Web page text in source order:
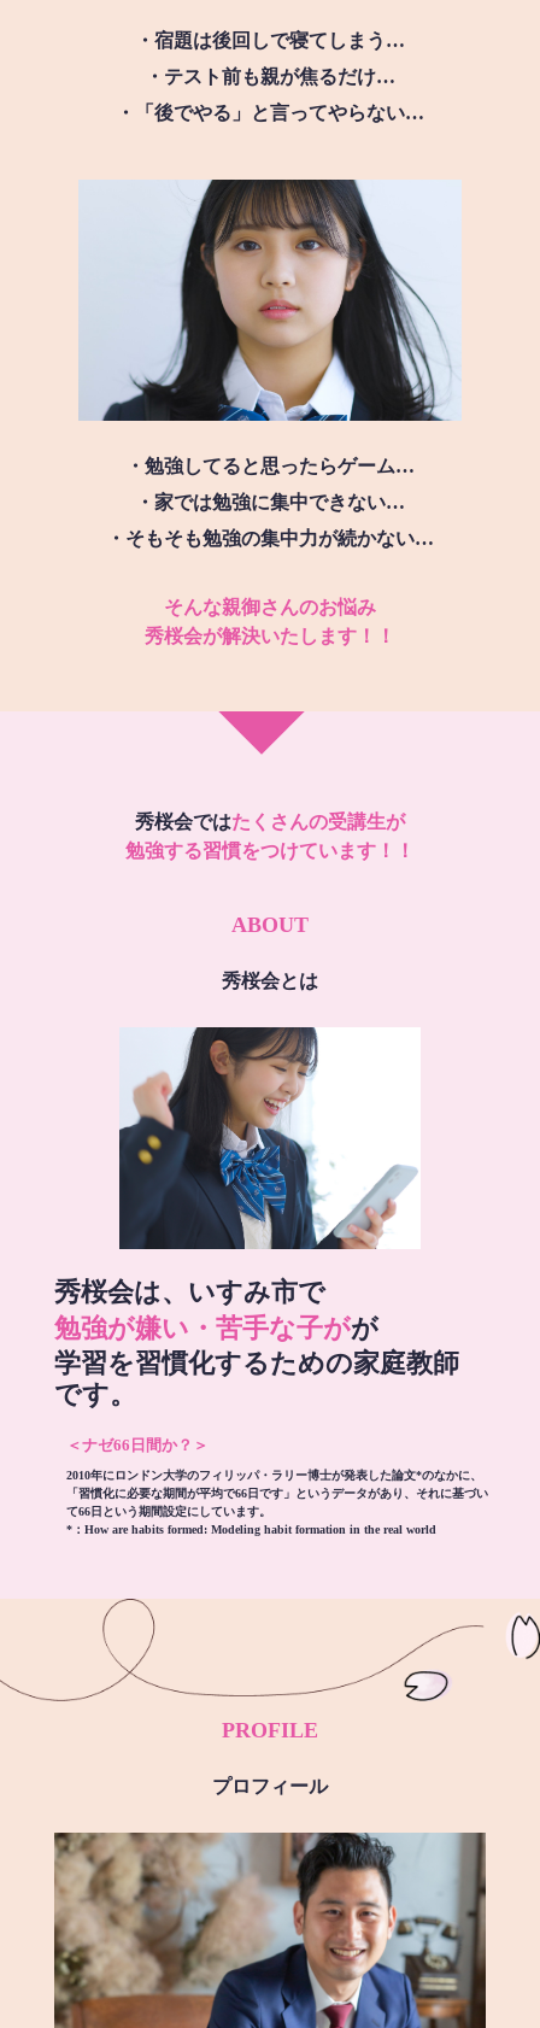
・宿題は後回しで寝てしまう…
・テスト前も親が焦るだけ…
・「後でやる」と言ってやらない…
・勉強してると思ったらゲーム…
・家では勉強に集中できない…
・そもそも勉強の集中力が続かない…
そんな親御さんのお悩み
秀桜会が解決いたします！！
秀桜会ではたくさんの受講生が
勉強する習慣をつけています！！
ABOUT
秀桜会とは
秀桜会は、いすみ市で
勉強が嫌い・苦手な子がが
学習を習慣化するための家庭教師
です。
＜ナゼ66日間か？＞
2010年にロンドン大学のフィリッパ・ラリー博士が発表した論文*のなかに、
「習慣化に必要な期間が平均で66日です」というデータがあり、それに基づい
て66日という期間設定にしています。
*： How are habits formed: Modeling habit formation in the real world
PROFILE
プロフィール